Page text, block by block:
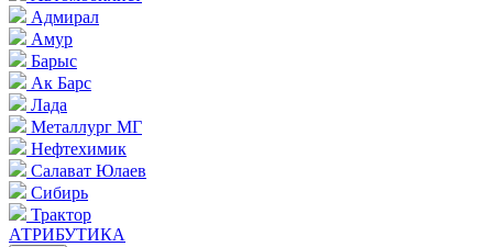
Адмирал
Амур
Барыс
Ак Барс
Лада
Металлург МГ
Нефтехимик
Салават Юлаев
Сибирь
Трактор
АТРИБУТИКА